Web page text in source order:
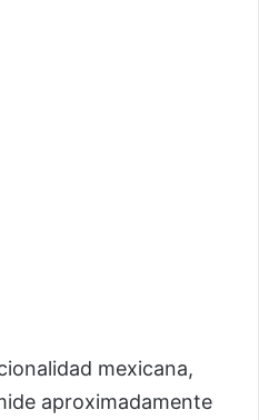
mexicana,
aproximadamente